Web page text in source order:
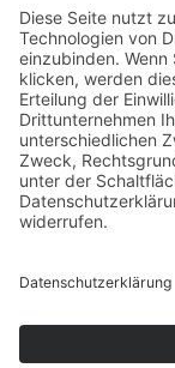
RECHTLICHES
Impressum
Datenschutzerklärung
AGB